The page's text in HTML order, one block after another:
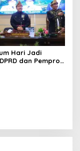
Hari Jadi
dan Pemprov